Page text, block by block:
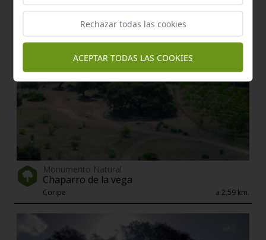
Monumento Natural
Chaparro de la vega
Coripe a 2,59 km.
Rechazar todas las cookies
ACEPTAR TODAS LAS COOKIES